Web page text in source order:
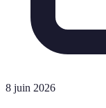
8 juin 2026